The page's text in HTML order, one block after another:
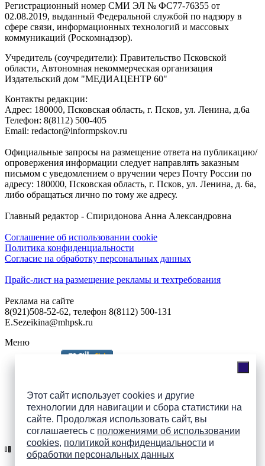
Этот сайт использует cookies и другие
технологии для навигации и сбора статистики на
сайте. Продолжая использовать сайт, вы
соглашаетесь с положениями об использовании
cookies, политикой конфиденциальности и
обработки персональных данных
Регистрационный номер СМИ ЭЛ № ФС77-76355 от
02.08.2019, выданный Федеральной службой по надзору в
сфере связи, информационных технологий и массовых
коммуникаций (Роскомнадзор).
Учредитель (соучредители): Правительство Псковской
области, Автономная некоммерческая организация
Издательский дом "МЕДИАЦЕНТР 60"
Контакты редакции:
Адреc: 180000, Псковская область, г. Псков, ул. Ленина, д.6а
Телефон: 8(8112) 500-405
Email: redactor@informpskov.ru
Официальные запросы на размещение ответа на публикацию/
опровержения информации следует направлять заказным
письмом с уведомлением о вручении через Почту России по
адресу: 180000, Псковская область, г. Псков, ул. Ленина, д. 6а,
либо обращаться лично по тому же адресу.
Главный редактор - Спиридонова Анна Александровна
Соглашение об использовании cookie
Политика конфиденциальности
Согласие на обработку персональных данных
Прайс-лист на размещение рекламы и техтребования
Реклама на сайте
8(921)508-52-62, телефон 8(8112) 500-131
E.Sezeikina@mhpsk.ru
Меню
Подпишись на группы
ПАИ в соцсетях!